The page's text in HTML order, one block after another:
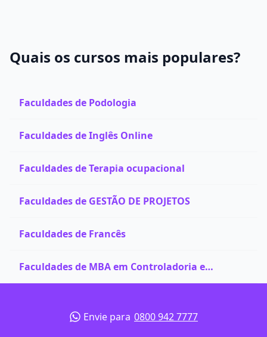
Quais os cursos mais populares?
Faculdades de Podologia
Faculdades de Inglês Online
Faculdades de Terapia ocupacional
Faculdades de GESTÃO DE PROJETOS
Faculdades de Francês
Faculdades de MBA em Controladoria e
Finanças
Envie para 0800 942 7777